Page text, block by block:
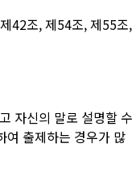
42조, 제54조, 제55조,
자신의 말로 설명할 수
여 출제하는 경우가 많